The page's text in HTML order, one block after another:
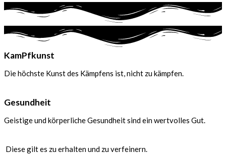
KamPfkunst
Die höchste Kunst des Kämpfens ist, nicht zu kämpfen.
Gesundheit
Geistige und körperliche Gesundheit sind ein wertvolles Gut.
Diese gilt es zu erhalten und zu verfeinern.